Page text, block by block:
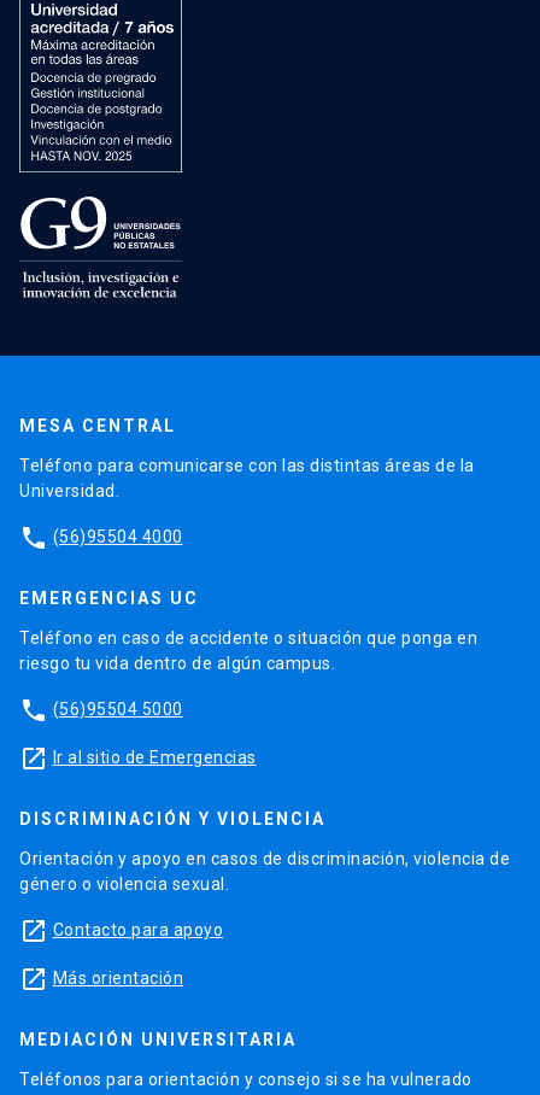
MESA CENTRAL
Teléfono para comunicarse con las distintas áreas de la
Universidad.
phone (56)95504 4000
EMERGENCIAS UC
Teléfono en caso de accidente o situación que ponga en
riesgo tu vida dentro de algún campus.
phone (56)95504 5000
launch Ir al sitio de Emergencias
DISCRIMINACIÓN Y VIOLENCIA
Orientación y apoyo en casos de discriminación, violencia de
género o violencia sexual.
launch Contacto para apoyo
launch Más orientación
MEDIACIÓN UNIVERSITARIA
Teléfonos para orientación y consejo si se ha vulnerado